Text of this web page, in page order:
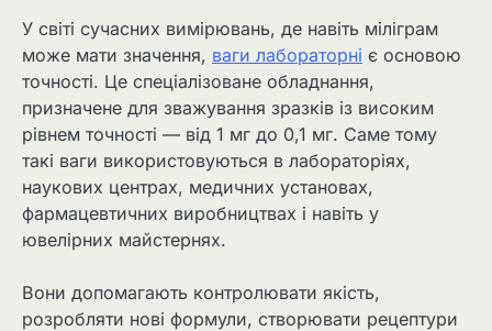
У світі сучасних вимірювань, де навіть міліграм
може мати значення, ваги лабораторні є основою
точності. Це спеціалізоване обладнання,
призначене для зважування зразків із високим
рівнем точності — від 1 мг до 0,1 мг. Саме тому
такі ваги використовуються в лабораторіях,
наукових центрах, медичних установах,
фармацевтичних виробництвах і навіть у
ювелірних майстернях.
Вони допомагають контролювати якість,
розробляти нові формули, створювати рецептури